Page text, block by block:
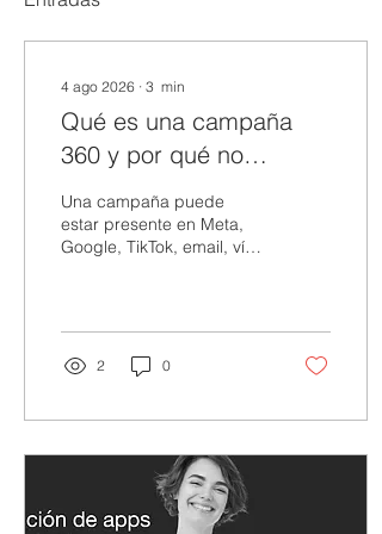
4 ago 2026 ∙ 3 min
Qué es una campaña
360 y por qué no
consiste en estar en
todos los canales
Una campaña puede
estar presente en Meta,
Google, TikTok, email, vía
automáticamente en una
campaña 360. Estar en
muchos lugares
distribución. Una
campaña verdaderamente
integral necesita algo
diferente: que audiencia,
mensaje, medios,
2 0